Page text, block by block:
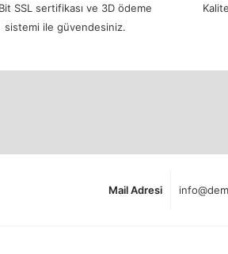
SSL sertifikası ve 3D ödeme
sistemi ile güvendesiniz.
Mail Adresi